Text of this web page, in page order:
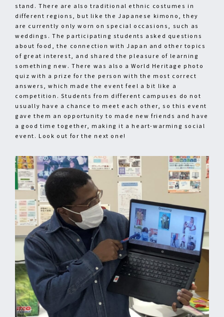
stand. There are also traditional ethnic costumes in
different regions, but like the Japanese kimono, they
are currently only worn on special occasions, such as
weddings. The participating students asked questions
about food, the connection with Japan and other topics
of great interest, and shared the pleasure of learning
something new. There was also a World Heritage photo
quiz with a prize for the person with the most correct
answers, which made the event feel a bit like a
competition. Students from different campuses do not
usually have a chance to meet each other, so this event
gave them an opportunity to made new friends and have
a good time together, making it a heart-warming social
event. Look out for the next one!